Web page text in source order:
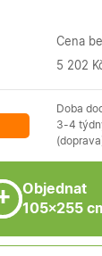
Cena
5 202
Doba
3-4
množství
Objednat
105×255